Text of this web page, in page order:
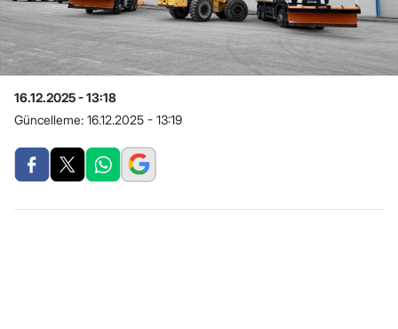
16.12.2025 - 13:18
Güncelleme: 16.12.2025 - 13:19